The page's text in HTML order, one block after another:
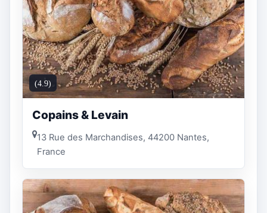
(4.9)
Copains & Levain
13 Rue des Marchandises, 44200 Nantes,
France